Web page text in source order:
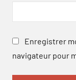
Enregistrer
navigateur pour